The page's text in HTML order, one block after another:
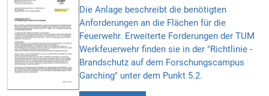
Die Anlage beschreibt die benötigten
Anforderungen an die Flächen für die
Feuerwehr. Erweiterte Forderungen der TUM
Werkfeuerwehr finden sie in der "Richtlinie -
Brandschutz auf dem Forschungscampus
Garching" unter dem Punkt 5.2.